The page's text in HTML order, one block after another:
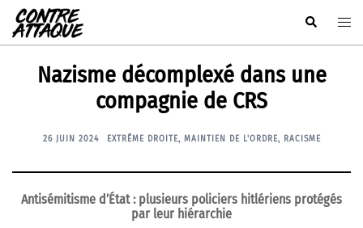
Aller
au
contenu
Rechercher
Nazisme décomplexé dans une
compagnie de CRS
26 JUIN 2024 EXTRÊME DROITE, MAINTIEN DE L'ORDRE, RACISME
Antisémitisme d’État : plusieurs policiers hitlériens protégés
par leur hiérarchie